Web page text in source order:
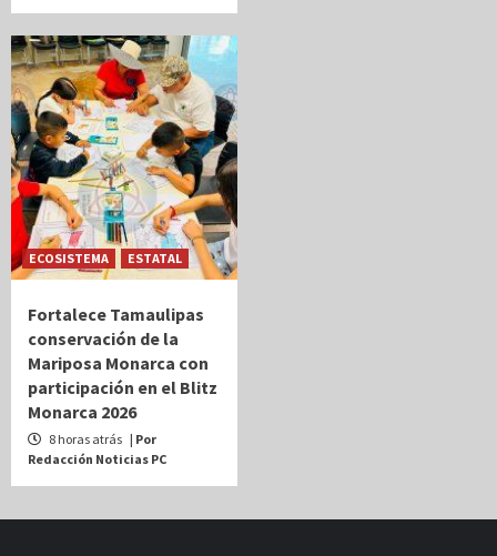
ECOSISTEMA ESTATAL
Fortalece Tamaulipas
conservación de la
Mariposa Monarca con
participación en el Blitz
Monarca 2026
8 horas atrás | Por
Redacción Noticias PC